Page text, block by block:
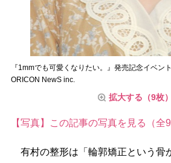
『1mmでも可愛くなりたい。』発売記念イベン
ORICON NewS inc.
拡大する（9枚）
【写真】この記事の写真を見る（全9
有村の整形は「輪郭矯正という骨